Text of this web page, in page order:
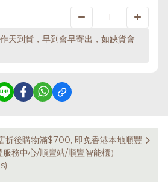
天到貨，早到會早寄出，如缺貨會
折後購物滿$700, 即免香港本地順豐
務中心/順豐站/順豐智能櫃）